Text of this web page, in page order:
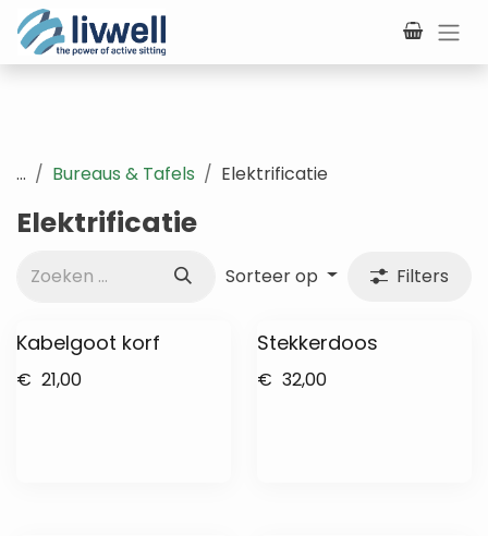
Overslaan naar inhoud
... Bureaus & Tafels Elektrificatie
Elektrificatie
Sorteer op Filters
Kabelgoot korf
€ 21,00
Stekkerdoos
€ 32,00